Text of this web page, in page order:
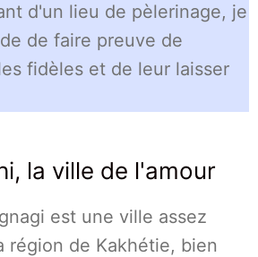
d'un lieu de pèlerinage, je
de faire preuve de
fidèles et de leur laisser
la ville de l'amour
est une ville assez
région de Kakhétie, bien